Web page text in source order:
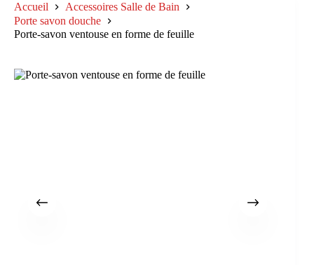
Accueil
Accessoires Salle de Bain
Porte savon douche
Porte-savon ventouse en forme de feuille